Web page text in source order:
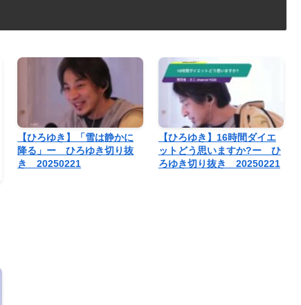
【ひろゆき】「雪は静かに
降る」ー ひろゆき切り抜
き 20250221
【ひろゆき】16時間ダイエ
ットどう思いますか?ー ひ
ろゆき切り抜き 20250221